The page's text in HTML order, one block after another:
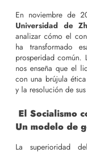
En noviembre de
Universidad de
analizar cómo el
ha transformado
prosperidad común.
nos enseña que el
con una brújula
y la resolución de
El Socialismo
Un modelo de
La superioridad